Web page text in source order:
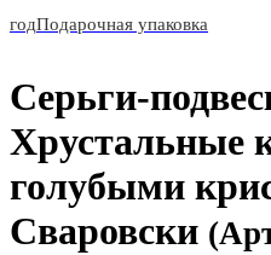
годПодарочная упаковка
Серьги-
Хрустальные
голубыми
Сваровски